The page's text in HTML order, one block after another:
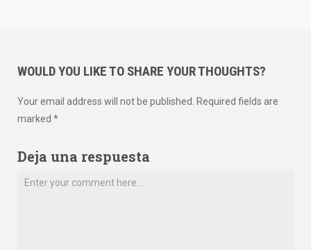
WOULD YOU LIKE TO SHARE YOUR THOUGHTS?
Your email address will not be published. Required fields are
marked *
Deja una respuesta